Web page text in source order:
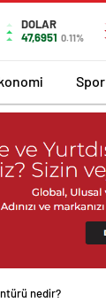
DOLAR
47,6951 0.11%
Spor
nedir?